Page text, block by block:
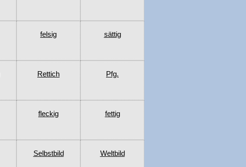
felsig sättig
Rettich Pfg.
fleckig fettig
Selbstbild Weltbild